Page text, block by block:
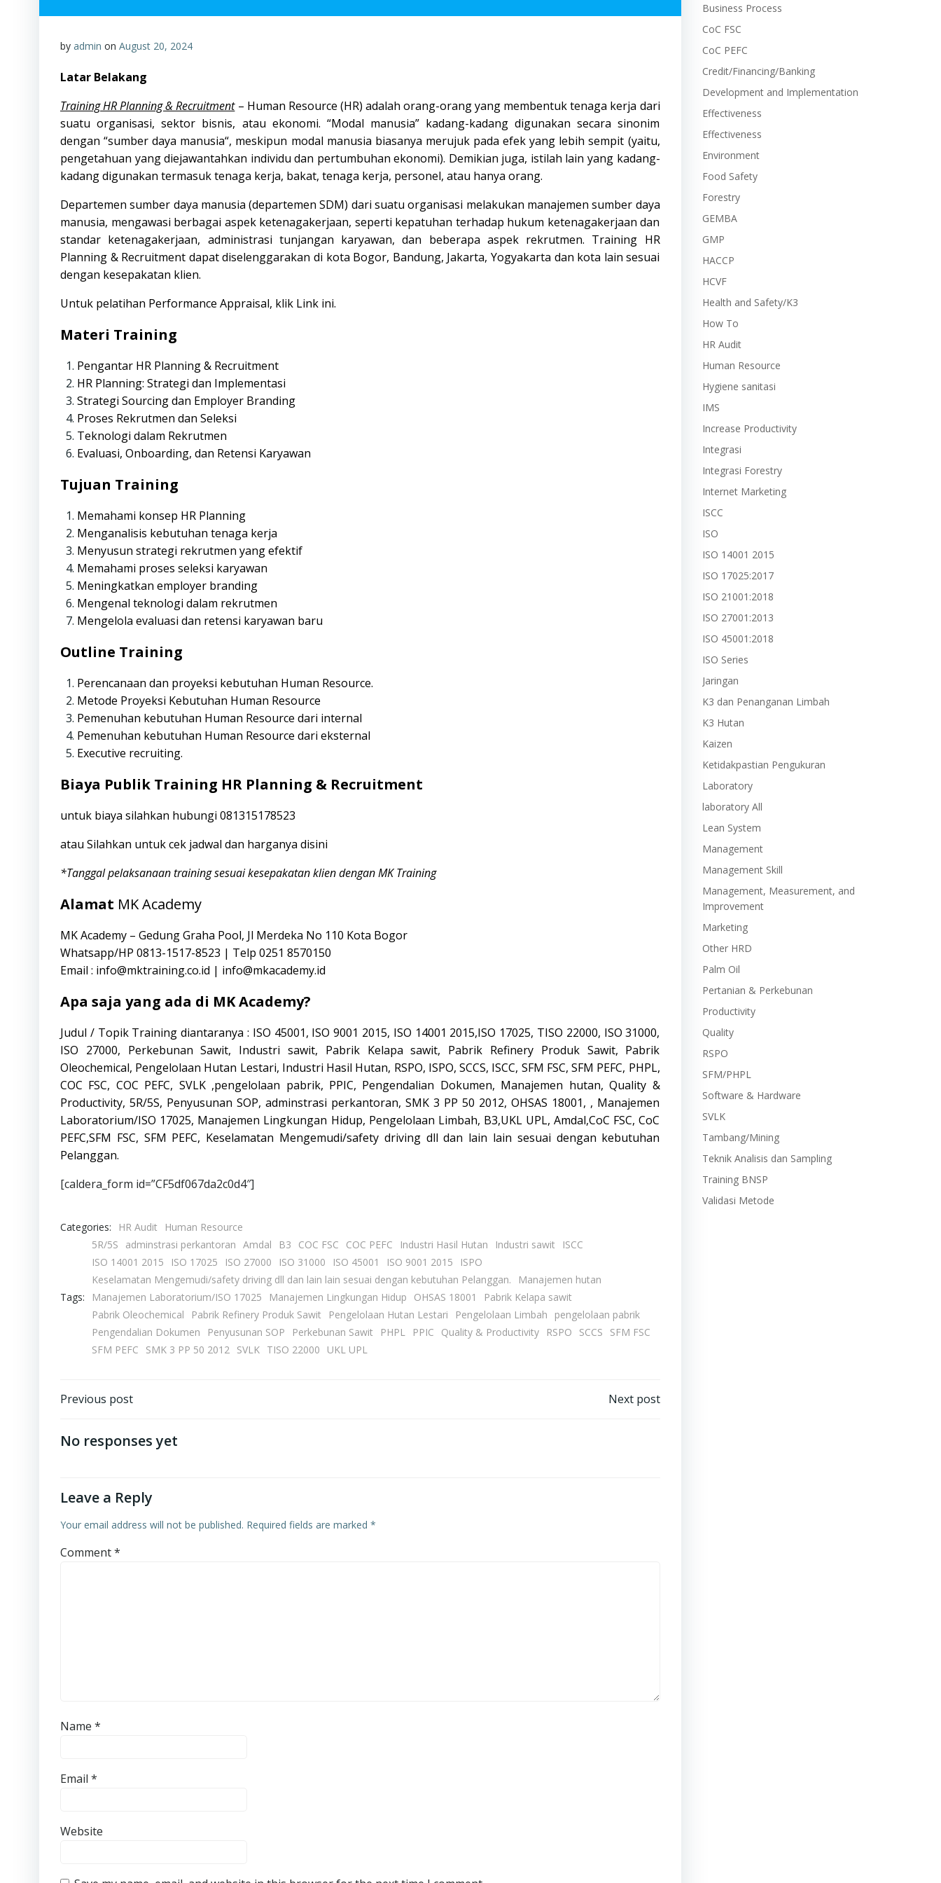
by admin on August 20, 2024
Latar Belakang
Training HR Planning & Recruitment – Human Resource (HR) adalah orang-orang yang membentuk tenaga kerja dari
suatu organisasi, sektor bisnis, atau ekonomi. “Modal manusia” kadang-kadang digunakan secara sinonim
dengan “sumber daya manusia“, meskipun modal manusia biasanya merujuk pada efek yang lebih sempit (yaitu,
pengetahuan yang diejawantahkan individu dan pertumbuhan ekonomi). Demikian juga, istilah lain yang kadang-
kadang digunakan termasuk tenaga kerja, bakat, tenaga kerja, personel, atau hanya orang.
Departemen sumber daya manusia (departemen SDM) dari suatu organisasi melakukan manajemen sumber daya
manusia, mengawasi berbagai aspek ketenagakerjaan, seperti kepatuhan terhadap hukum ketenagakerjaan dan
standar ketenagakerjaan, administrasi tunjangan karyawan, dan beberapa aspek rekrutmen. Training HR
Planning & Recruitment dapat diselenggarakan di kota Bogor, Bandung, Jakarta, Yogyakarta dan kota lain sesuai
dengan kesepakatan klien.
Untuk pelatihan Performance Appraisal, klik Link ini.
Materi Training
Pengantar HR Planning & Recruitment
HR Planning: Strategi dan Implementasi
Strategi Sourcing dan Employer Branding
Proses Rekrutmen dan Seleksi
Teknologi dalam Rekrutmen
Evaluasi, Onboarding, dan Retensi Karyawan
Tujuan Training
Memahami konsep HR Planning
Menganalisis kebutuhan tenaga kerja
Menyusun strategi rekrutmen yang efektif
Memahami proses seleksi karyawan
Meningkatkan employer branding
Mengenal teknologi dalam rekrutmen
Mengelola evaluasi dan retensi karyawan baru
Outline Training
Perencanaan dan proyeksi kebutuhan Human Resource.
Metode Proyeksi Kebutuhan Human Resource
Pemenuhan kebutuhan Human Resource dari internal
Pemenuhan kebutuhan Human Resource dari eksternal
Executive recruiting.
Biaya Publik Training HR Planning & Recruitment
untuk biaya silahkan hubungi 081315178523
atau Silahkan untuk cek jadwal dan harganya disini
*Tanggal pelaksanaan training sesuai kesepakatan klien dengan MK Training
Alamat MK Academy
MK Academy – Gedung Graha Pool, Jl Merdeka No 110 Kota Bogor
Whatsapp/HP 0813-1517-8523 | Telp 0251 8570150
Email : info@mktraining.co.id | info@mkacademy.id
Apa saja yang ada di MK Academy?
Judul / Topik Training diantaranya : ISO 45001, ISO 9001 2015, ISO 14001 2015,ISO 17025, TISO 22000, ISO 31000,
ISO 27000, Perkebunan Sawit, Industri sawit, Pabrik Kelapa sawit, Pabrik Refinery Produk Sawit, Pabrik
Oleochemical, Pengelolaan Hutan Lestari, Industri Hasil Hutan, RSPO, ISPO, SCCS, ISCC, SFM FSC, SFM PEFC, PHPL,
COC FSC, COC PEFC, SVLK ,pengelolaan pabrik, PPIC, Pengendalian Dokumen, Manajemen hutan, Quality &
Productivity, 5R/5S, Penyusunan SOP, adminstrasi perkantoran, SMK 3 PP 50 2012, OHSAS 18001, , Manajemen
Laboratorium/ISO 17025, Manajemen Lingkungan Hidup, Pengelolaan Limbah, B3,UKL UPL, Amdal,CoC FSC, CoC
PEFC,SFM FSC, SFM PEFC, Keselamatan Mengemudi/safety driving dll dan lain lain sesuai dengan kebutuhan
Pelanggan.
[caldera_form id=”CF5df067da2c0d4″]
Categories: HR Audit Human Resource
Tags:
5R/5S adminstrasi perkantoran Amdal B3 COC FSC COC PEFC Industri Hasil Hutan Industri sawit
ISCC
ISO 14001 2015
ISO 17025 ISO 27000 ISO 31000 ISO 45001 ISO 9001 2015
ISPO
Keselamatan Mengemudi/safety driving dll dan lain lain sesuai dengan kebutuhan Pelanggan.
Manajemen hutan
Manajemen Laboratorium/ISO 17025
Manajemen Lingkungan Hidup OHSAS 18001
Pabrik Kelapa sawit
Pabrik Oleochemical
Pabrik Refinery Produk Sawit Pengelolaan Hutan Lestari Pengelolaan Limbah
pengelolaan pabrik
Pengendalian Dokumen
Penyusunan SOP Perkebunan Sawit PHPL PPIC Quality & Productivity RSPO SCCS
SFM FSC
SFM PEFC
SMK 3 PP 50 2012 SVLK TISO 22000 UKL UPL
Post
navigation
Previous post Next post
No responses yet
Leave a Reply
Your email address will not be published. Required fields are marked *
Comment*
Name *
Email *
Website
Business Process
CoC FSC
CoC PEFC
Credit/Financing/Banking
Development and Implementation
Effectiveness
Effectiveness
Environment
Food Safety
Forestry
GEMBA
GMP
HACCP
HCVF
Health and Safety/K3
How To
HR Audit
Human Resource
Hygiene sanitasi
IMS
Increase Productivity
Integrasi
Integrasi Forestry
Internet Marketing
ISCC
ISO
ISO 14001 2015
ISO 17025:2017
ISO 21001:2018
ISO 27001:2013
ISO 45001:2018
ISO Series
Jaringan
K3 dan Penanganan Limbah
K3 Hutan
Kaizen
Ketidakpastian Pengukuran
Laboratory
laboratory All
Lean System
Management
Management Skill
Management, Measurement, and
Improvement
Marketing
Other HRD
Palm Oil
Pertanian & Perkebunan
Productivity
Quality
RSPO
SFM/PHPL
Software & Hardware
SVLK
Tambang/Mining
Teknik Analisis dan Sampling
Training BNSP
Validasi Metode